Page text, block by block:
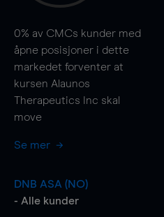
0% av CMCs kunder med
åpne posisjoner i dette
markedet forventer at
kursen Alaunos
Therapeutics Inc skal
move
Se mer
DNB ASA (NO)
- Alle kunder